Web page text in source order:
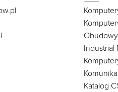
Industrial
Katalog